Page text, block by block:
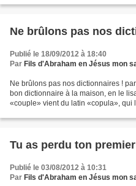
Ne brûlons pas nos
Publié le 18/09/2012 à 18:40
Par Fils d'Abraham en Jésus mon
Ne brûlons pas nos dictionnaires !
bon dictionnaire à la maison, en le
«couple» vient du latin «copula», qui
Tu as perdu ton
Publié le 03/08/2012 à 10:31
Par Fils d'Abraham en Jésus mon